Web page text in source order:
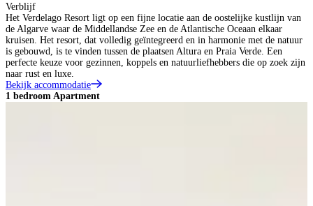
Verblijf
Het Verdelago Resort ligt op een fijne locatie aan de oostelijke kustlijn van
de Algarve waar de Middellandse Zee en de Atlantische Oceaan elkaar
kruisen. Het resort, dat volledig geïntegreerd en in harmonie met de natuur
is gebouwd, is te vinden tussen de plaatsen Altura en Praia Verde. Een
perfecte keuze voor gezinnen, koppels en natuurliefhebbers die op zoek zijn
naar rust en luxe.
Bekijk accommodatie
1 bedroom Apartment